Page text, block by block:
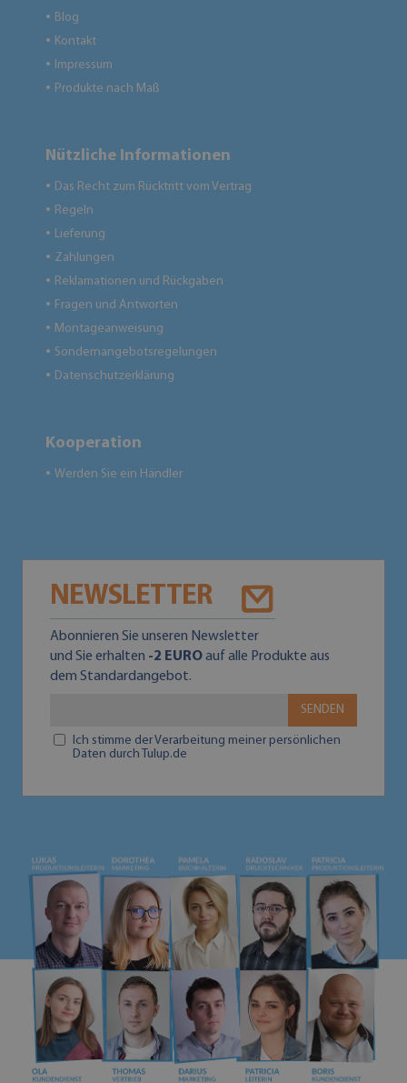
● Blog
● Kontakt
● Impressum
● Produkte nach Maß
Nützliche Informationen
● Das Recht zum Rücktritt vom Vertrag
● Regeln
● Lieferung
● Zahlungen
● Reklamationen und Rückgaben
● Fragen und Antworten
● Montageanweisung
● Sondernangebotsregelungen
● Datenschutzerklärung
Kooperation
● Werden Sie ein Händler
NEWSLETTER
Abonnieren Sie unseren Newsletter
und Sie erhalten -2 EUROauf alle Produkte aus
dem Standardangebot.
SENDEN
Ich stimme der Verarbeitung meiner persönlichen
Daten durch Tulup.de